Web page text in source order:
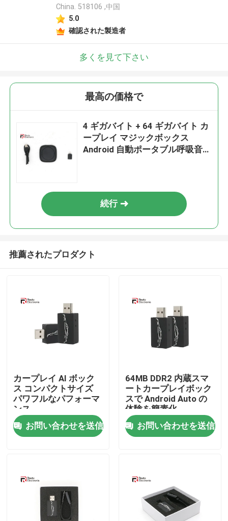
ホーム
製品
会社案内
品質管理
China. 518106 ,中国
5.0
確認された製造者
多くを見て下さい
最高の価格で
4 ギガバイト + 64 ギガバイト カ
ープレイ マジックボックス
Android 自動ポータブル呼吸音楽
続行
推薦されたプロダクト
カープレイ AI ボック
ス コンパクトサイズ
パワフルなパフォーマ
ンス
お問い合わせを送信
64MB DDR2 内蔵スマ
ートカープレイボック
スで Android Auto の
体験を簡素化
お問い合わせを送信